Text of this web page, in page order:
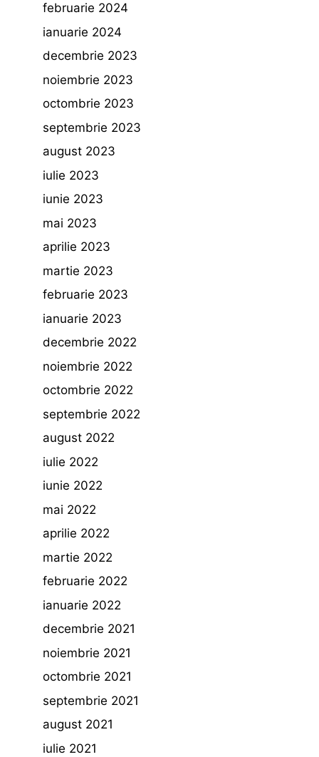
februarie 2024
ianuarie 2024
decembrie 2023
noiembrie 2023
octombrie 2023
septembrie 2023
august 2023
iulie 2023
iunie 2023
mai 2023
aprilie 2023
martie 2023
februarie 2023
ianuarie 2023
decembrie 2022
noiembrie 2022
octombrie 2022
septembrie 2022
august 2022
iulie 2022
iunie 2022
mai 2022
aprilie 2022
martie 2022
februarie 2022
ianuarie 2022
decembrie 2021
noiembrie 2021
octombrie 2021
septembrie 2021
august 2021
iulie 2021